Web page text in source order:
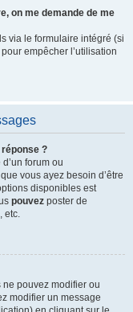
on me demande de me
via le formulaire intégré (si
empêcher l’utilisation
?
forum ou
vous ayez besoin d’être
disponibles est
pouvez poster de
etc.
ne pouvez modifier ou
modifier un message